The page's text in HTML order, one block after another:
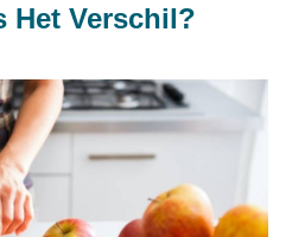
Het Verschil?